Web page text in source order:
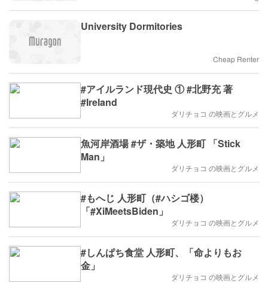
University Dormitories
Cheap Renter
#アイルランド現代史 ① #北野充 著
#Ireland
ダリチョコ の映画とグルメ
魚河岸酒場 #ザ・築地 人形町 「Stick
Man」
ダリチョコ の映画とグルメ
#もへじ 人形町（#ハシゴ楼）
「#XiMeetsBiden」
ダリチョコ の映画とグルメ
#しんぱち食堂 人形町、「命よりもお
金」
ダリチョコ の映画とグルメ